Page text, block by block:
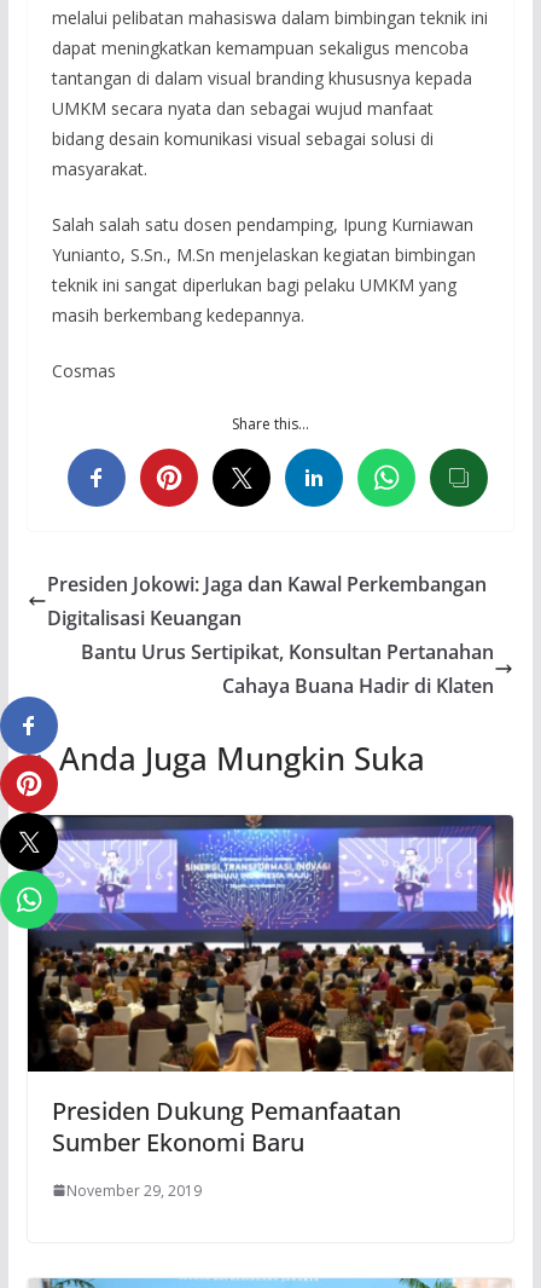
melalui pelibatan mahasiswa dalam bimbingan teknik ini
dapat meningkatkan kemampuan sekaligus mencoba
tantangan di dalam visual branding khususnya kepada
UMKM secara nyata dan sebagai wujud manfaat
bidang desain komunikasi visual sebagai solusi di
masyarakat.
Salah salah satu dosen pendamping, Ipung Kurniawan
Yunianto, S.Sn., M.Sn menjelaskan kegiatan bimbingan
teknik ini sangat diperlukan bagi pelaku UMKM yang
masih berkembang kedepannya.
Cosmas
Share this…
Presiden Jokowi: Jaga dan Kawal Perkembangan
Digitalisasi Keuangan
Bantu Urus Sertipikat, Konsultan Pertanahan
Cahaya Buana Hadir di Klaten
Anda Juga Mungkin Suka
Presiden Dukung Pemanfaatan
Sumber Ekonomi Baru
November 29, 2019